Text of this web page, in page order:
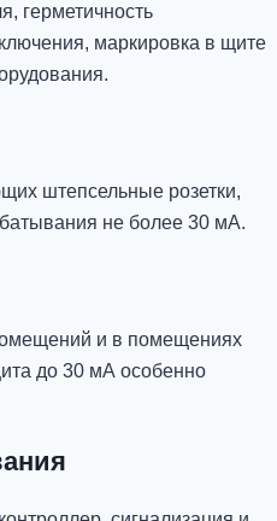
герметичность
маркировка в щите
штепсельные розетки,
не более 30 мА.
и в помещениях
до 30 мА особенно